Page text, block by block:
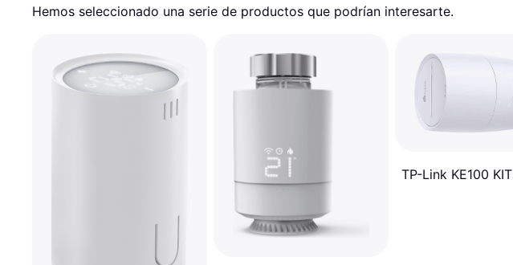
Hemos seleccionado una serie de productos que podrían interesarte.
TP-Link KE100 KIT